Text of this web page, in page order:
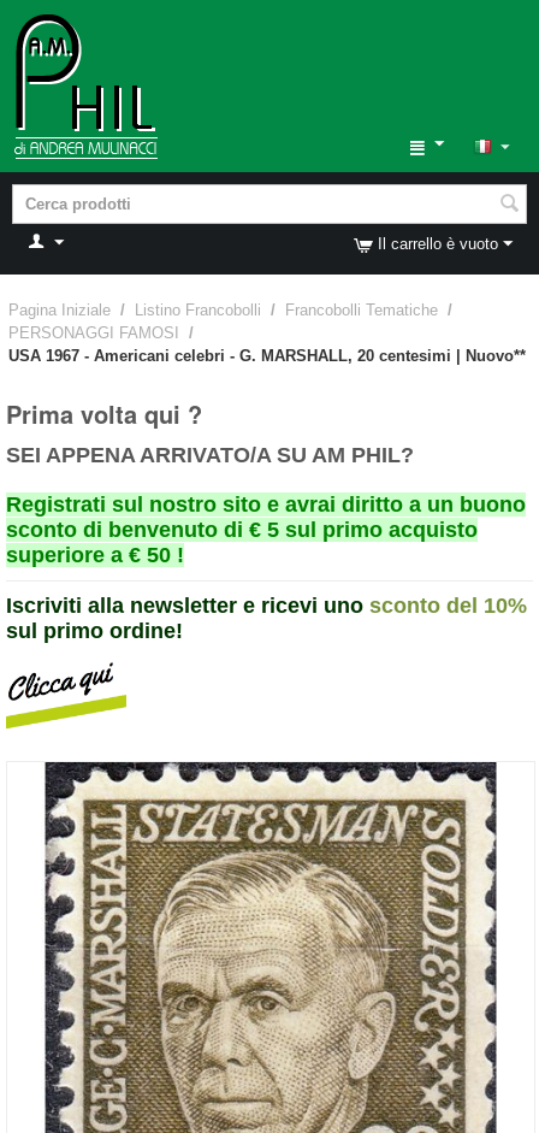
Il carrello è vuoto
Pagina Iniziale / Listino Francobolli / Francobolli Tematiche /
PERSONAGGI FAMOSI
/
USA 1967 - Americani celebri - G. MARSHALL, 20 centesimi | Nuovo**
Prima volta qui ?
SEI APPENA ARRIVATO/A SU AM PHIL?
Registrati sul nostro sito e avrai diritto a un buono
sconto di benvenuto di € 5 sul primo acquisto
superiore a € 50 !
Iscriviti alla newsletter e ricevi uno sconto del 10%
sul primo ordine!